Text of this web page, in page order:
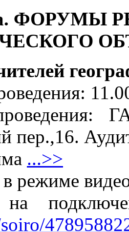
ФОРУМЫ
пер.,16.
...>>
режиме
на